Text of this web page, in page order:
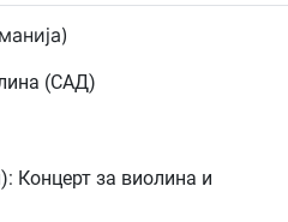
(САД)
Концерт за виолина и